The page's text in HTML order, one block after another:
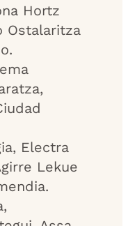
Hortz
Ostalaritza
Electra
Lekue